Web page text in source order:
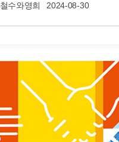
철수와영희 2024-08-30